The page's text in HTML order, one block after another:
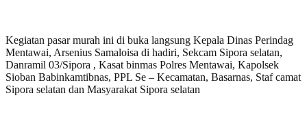
Kegiatan pasar murah ini di buka langsung Kepala Dinas Perindag
Mentawai, Arsenius Samaloisa di hadiri, Sekcam Sipora selatan,
Danramil 03/Sipora , Kasat binmas Polres Mentawai, Kapolsek
Sioban Babinkamtibnas, PPL Se – Kecamatan, Basarnas, Staf camat
Sipora selatan dan Masyarakat Sipora selatan